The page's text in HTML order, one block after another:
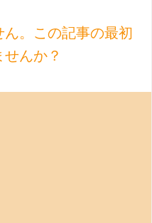
。この記事の最初
んか？